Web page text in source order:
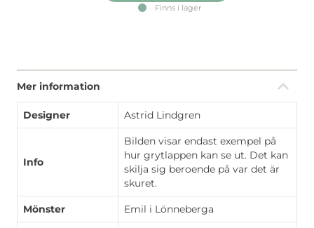
Finns i lager
Mer information
Designer Astrid Lindgren
Info
Bilden visar endast exempel på
hur grytlappen kan se ut. Det kan
skilja sig beroende på var det är
skuret.
Mönster Emil i Lönneberga